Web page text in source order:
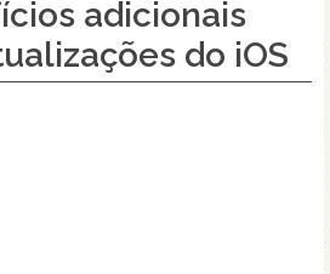
adicionais
do iOS